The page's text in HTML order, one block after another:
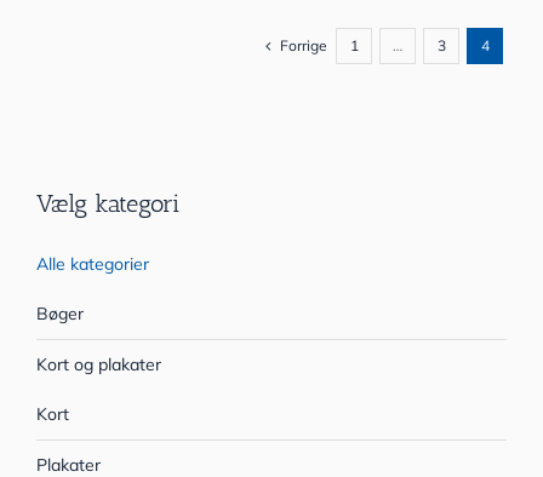
Forrige 1 … 3 4
Vælg kategori
Alle kategorier
Bøger
Kort og plakater
Kort
Plakater